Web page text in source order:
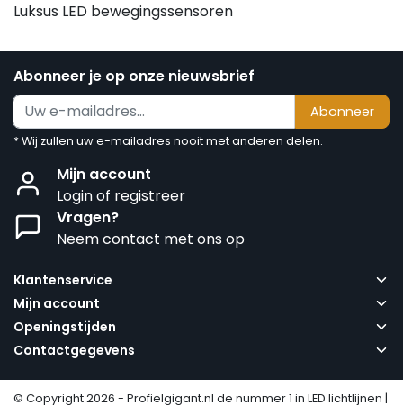
Luksus LED bewegingssensoren
Abonneer je op onze nieuwsbrief
Abonneer
* Wij zullen uw e-mailadres nooit met anderen delen.
Mijn account
Login of registreer
Vragen?
Neem contact met ons op
Klantenservice
Mijn account
Openingstijden
Contactgegevens
© Copyright 2026 - Profielgigant.nl de nummer 1 in LED lichtlijnen |